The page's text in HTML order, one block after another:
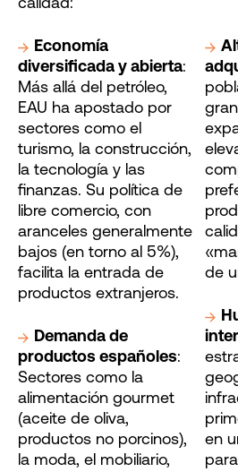
calidad:
Economía
diversificada y abierta:
Más allá del petróleo,
EAU ha apostado por
sectores como el
turismo, la construcción,
la tecnología y las
finanzas. Su política de
libre comercio, con
aranceles generalmente
bajos (en torno al 5%),
facilita la entrada de
productos extranjeros.
Demanda de
productos españoles:
Sectores como la
alimentación gourmet
(aceite de oliva,
productos no porcinos),
la moda, el mobiliario,
de
en